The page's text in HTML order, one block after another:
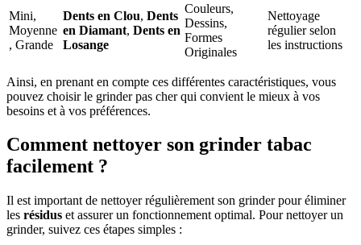
Mini,
Moyenne
, Grande
Dents en Clou, Dents
en Diamant, Dents en
Losange
Couleurs,
Dessins,
Formes
Originales
Nettoyage
régulier selon
les instructions
Ainsi, en prenant en compte ces différentes caractéristiques, vous
pouvez choisir le grinder pas cher qui convient le mieux à vos
besoins et à vos préférences.
Comment nettoyer son grinder tabac
facilement ?
Il est important de nettoyer régulièrement son grinder pour éliminer
les résidus et assurer un fonctionnement optimal. Pour nettoyer un
grinder, suivez ces étapes simples :